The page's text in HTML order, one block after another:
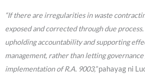
“If there are irregularities in waste
exposed and corrected through due
upholding accountability and supporting
management, rather than letting
implementation of R.A. 9003,”pahayag ni